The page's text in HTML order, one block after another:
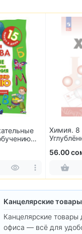
Химия. 8
56.00
Канцелярские товары
Канцелярские
офиса — всё для